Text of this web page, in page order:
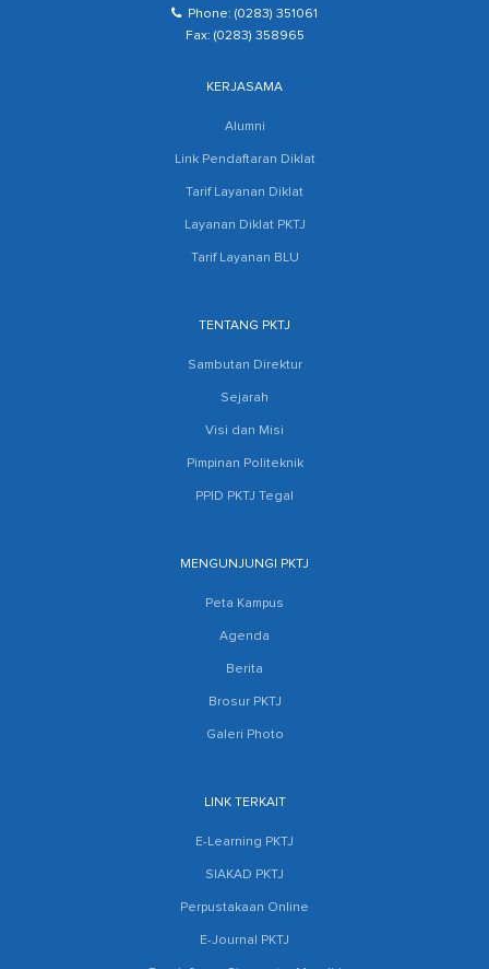
Phone: (0283) 351061
Fax: (0283) 358965
KERJASAMA
Alumni
Link Pendaftaran Diklat
Tarif Layanan Diklat
Layanan Diklat PKTJ
Tarif Layanan BLU
TENTANG PKTJ
Sambutan Direktur
Sejarah
Visi dan Misi
Pimpinan Politeknik
PPID PKTJ Tegal
MENGUNJUNGI PKTJ
Peta Kampus
Agenda
Berita
Brosur PKTJ
Galeri Photo
LINK TERKAIT
E-Learning PKTJ
SIAKAD PKTJ
Perpustakaan Online
E-Journal PKTJ